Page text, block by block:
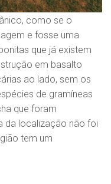
como se o
e fosse uma
que já existem
em basalto
ao lado, sem os
de gramíneas
que foram
da localização não foi
tem um